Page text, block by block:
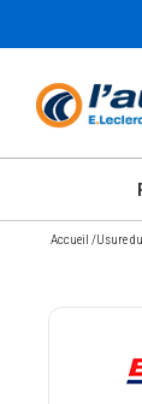
Accueil /Usure